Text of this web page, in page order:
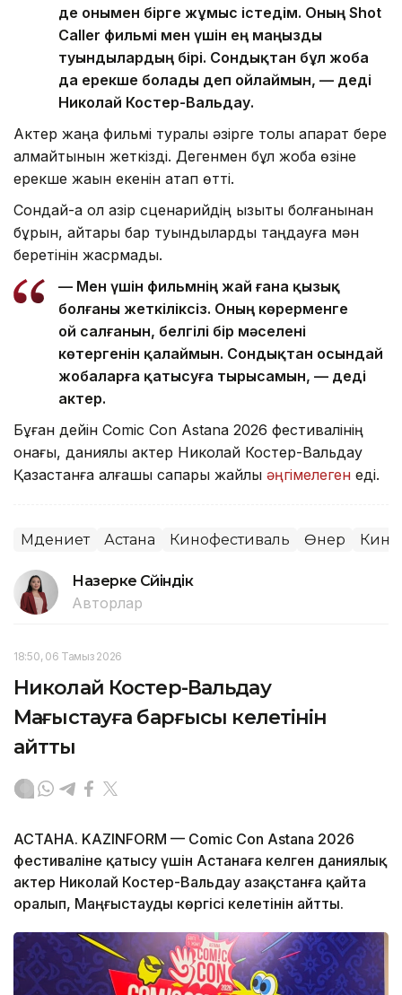
де онымен бірге жұмыс істедім. Оның Shot
Caller фильмі мен үшін ең маңызды
туындылардың бірі. Сондықтан бұл жоба
да ерекше болады деп ойлаймын, — деді
Николай Костер-Вальдау.
Актер жаңа фильмі туралы әзірге толық ақпарат бере
алмайтынын жеткізді. Дегенмен бұл жоба өзіне
ерекше жақын екенін атап өтті.
Сондай-ақ ол қазір сценарийдің қызықты болғанынан
бұрын, айтары бар туындыларды таңдауға мән
беретінін жасрмады.
— Мен үшін фильмнің жай ғана қызық
болғаны жеткіліксіз. Оның көрерменге
ой салғанын, белгілі бір мәселені
көтергенін қалаймын. Сондықтан осындай
жобаларға қатысуға тырысамын, — деді
актер.
Бұған дейін Comic Con Astana 2026 фестивалінің
қонағы, даниялық актер Николай Костер-Вальдау
Қазақстанға алғашқы сапары жайлы әңгімелеген еді.
Мәдениет Астана Кинофестиваль Өнер Кино
Назерке Сүйіндік
Авторлар
18:50, 06 Тамыз 2026
Николай Костер-Вальдау
Маңғыстауға барғысы келетінін
айтты
АСТАНА. KAZINFORM — Comic Con Astana 2026
фестиваліне қатысу үшін Астанаға келген даниялық
актер Николай Костер-Вальдау Қазақстанға қайта
оралып, Маңғыстауды көргісі келетінін айтты.